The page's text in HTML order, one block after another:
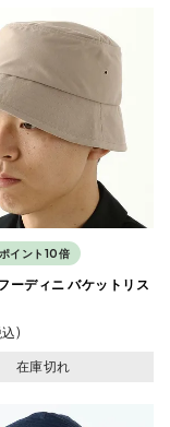
ポイント10倍
ーディニ バケットリス
在庫切れ